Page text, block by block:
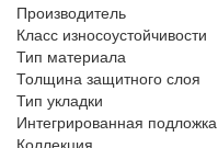
Производитель
Класс износоустойчивости
Тип материала
Толщина защитного слоя
Тип укладки
Интегрированная подложка